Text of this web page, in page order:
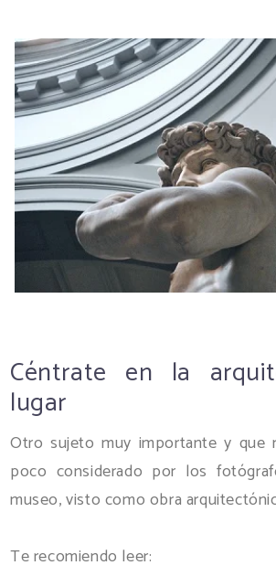
Céntrate en la
lugar
Otro sujeto muy importante y que
poco considerado por los
museo, visto como obra
Te recomiendo leer: